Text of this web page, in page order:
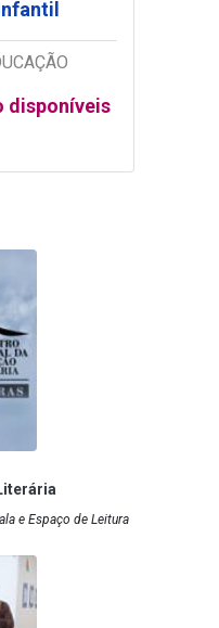
disponíveis
e Espaço de Leitura